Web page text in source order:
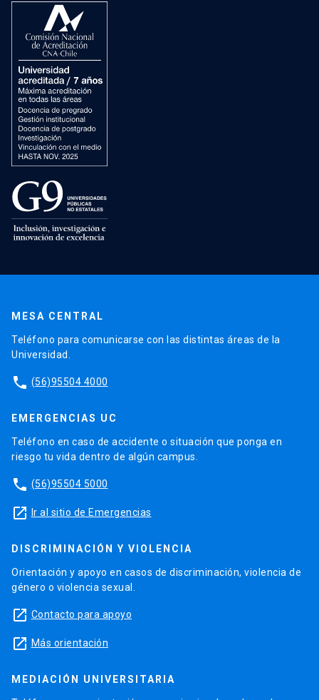
MESA CENTRAL
Teléfono para comunicarse con las distintas áreas de la
Universidad.
phone (56)95504 4000
EMERGENCIAS UC
Teléfono en caso de accidente o situación que ponga en
riesgo tu vida dentro de algún campus.
phone (56)95504 5000
launch Ir al sitio de Emergencias
DISCRIMINACIÓN Y VIOLENCIA
Orientación y apoyo en casos de discriminación, violencia de
género o violencia sexual.
launch Contacto para apoyo
launch Más orientación
MEDIACIÓN UNIVERSITARIA